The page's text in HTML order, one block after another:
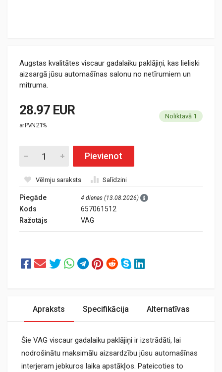
Augstas kvalitātes viscaur gadalaiku paklājiņi, kas lieliski
aizsargā jūsu automašīnas salonu no netīrumiem un
mitruma.
28.97 EUR
ar PVN 21%
Noliktavā 1
Pievienot
Vēlmju saraksts Salīdzini
Piegāde 4 dienas (13.08.2026)
Kods
657061512
Ražotājs
VAG
Apraksts Specifikācija Alternatīvas
Šie VAG viscaur gadalaiku paklājiņi ir izstrādāti, lai
nodrošinātu maksimālu aizsardzību jūsu automašīnas
interjeram jebkuros laika apstākļos. Pateicoties to